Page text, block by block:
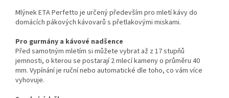
Mlýnek ETA Perfetto je určený především pro mletí kávy do
domácích pákových kávovarů s přetlakovými miskami.
Pro gurmány a kávové nadšence
Před samotným mletím si můžete vybrat až z 17 stupňů
jemnosti, o kterou se postarají 2 mlecí kameny o průměru 40
mm. Vypínání je ruční nebo automatické dle toho, co vám více
vyhovuje.